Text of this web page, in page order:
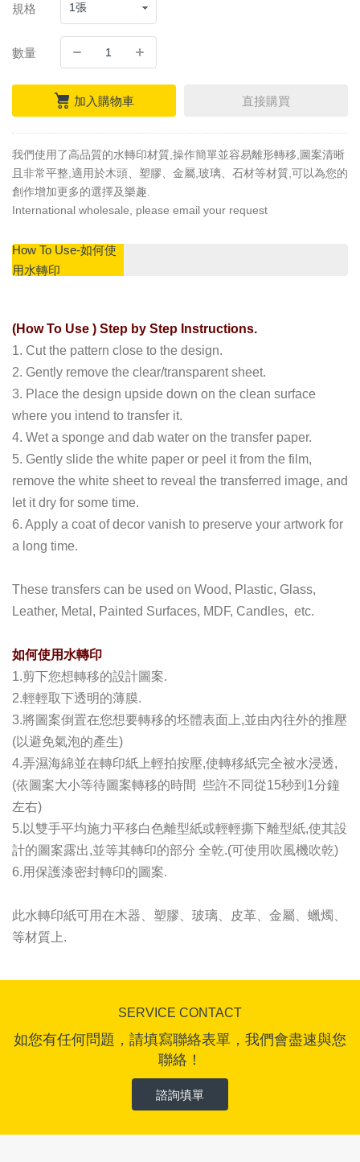
規格
數量
加入購物車 直接購買
我們使用了高品質的水轉印材質,操作簡單並容易離形轉移,圖案清晰
且非常平整,適用於木頭、塑膠、金屬,玻璃、石材等材質,可以為您的
創作增加更多的選擇及樂趣.
International wholesale, please email your request
How To Use-如何使
用水轉印
(How To Use ) Step by Step Instructions.
1. Cut the pattern close to the design.
2. Gently remove the clear/transparent sheet.
3. Place the design upside down on the clean surface
where you intend to transfer it.
4. Wet a sponge and dab water on the transfer paper.
5. Gently slide the white paper or peel it from the film,
remove the white sheet to reveal the transferred image, and
let it dry for some time.
6. Apply a coat of decor vanish to preserve your artwork for
a long time.
These transfers can be used on Wood, Plastic, Glass,
Leather, Metal, Painted Surfaces, MDF, Candles, etc.
如何使用水轉印
1.剪下您想轉移的設計圖案.
2.輕輕取下透明的薄膜.
3.將圖案倒置在您想要轉移的坯體表面上,並由內往外的推壓
(以避免氣泡的產生)
4.弄濕海綿並在轉印紙上輕拍按壓,使轉移紙完全被水浸透,
(依圖案大小等待圖案轉移的時間 些許不同從15秒到1分鐘
左右)
5.以雙手平均施力平移白色離型紙或輕輕撕下離型紙,使其設
計的圖案露出,並等其轉印的部分 全乾.(可使用吹風機吹乾)
6.用保護漆密封轉印的圖案.
此水轉印紙可用在木器、塑膠、玻璃、皮革、金屬、蠟燭、
等材質上.
SERVICE CONTACT
如您有任何問題，請填寫聯絡表單，我們會盡速與您
聯絡！
諮詢填單